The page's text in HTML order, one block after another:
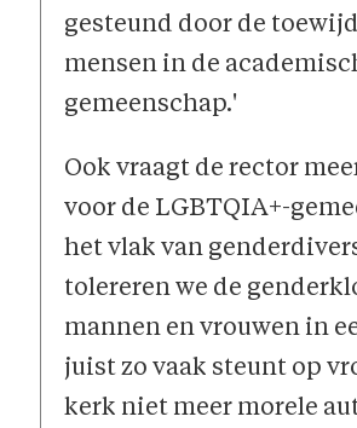
gesteund door de
mensen in de
gemeenschap.'
Ook vraagt de rector
voor de LGBTQIA+-
het vlak van
tolereren we de
mannen en vrouwen in
juist zo vaak steunt op
kerk niet meer morele